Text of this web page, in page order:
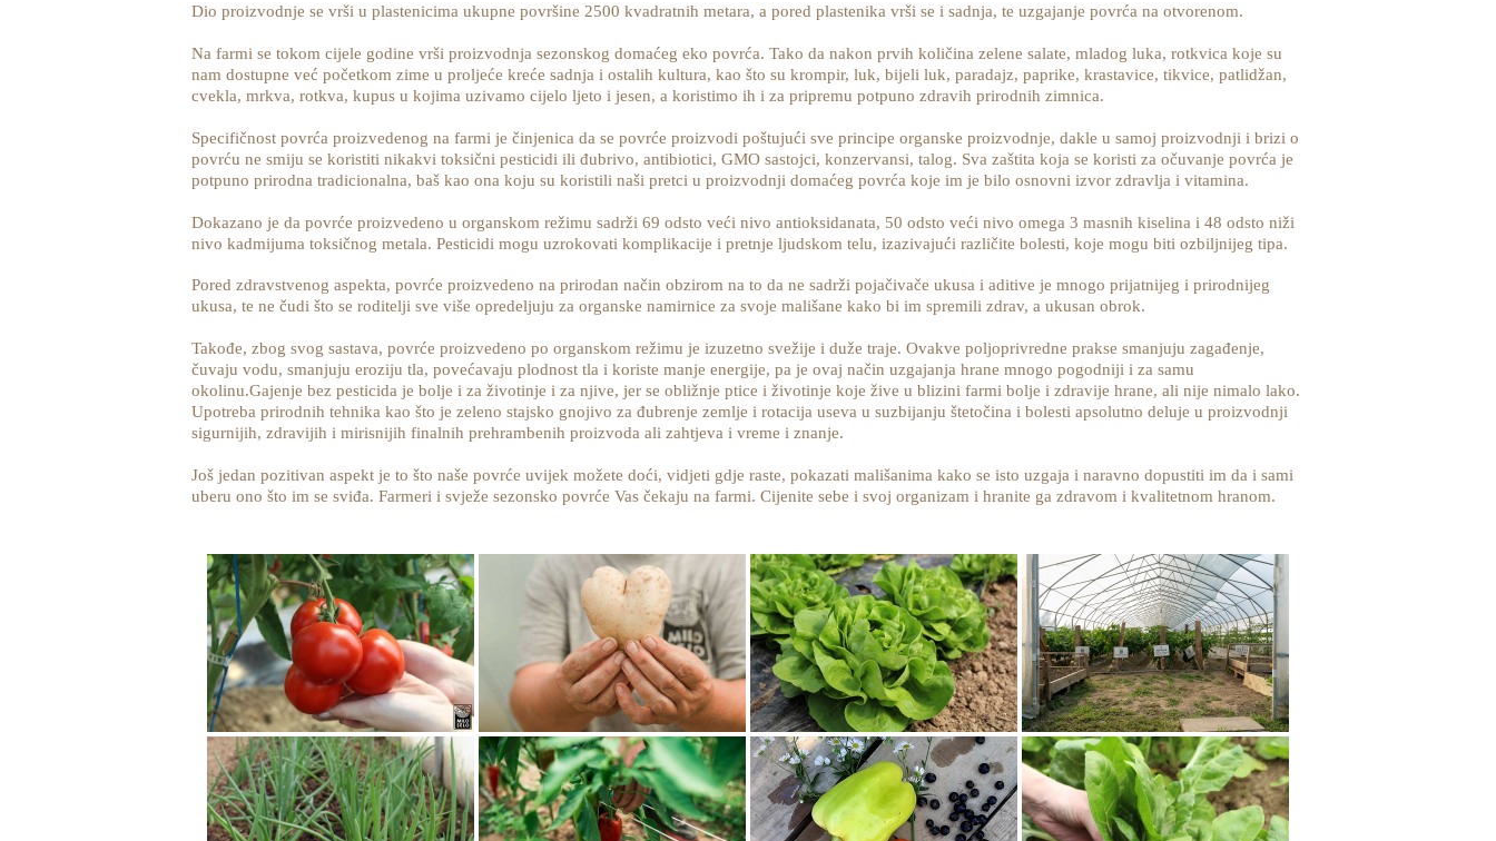
Dio proizvodnje se vrši u plastenicima ukupne površine 2500 kvadratnih metara, a pored plastenika vrši se i sadnja, te uzgajanje povrća na otvorenom.
Na farmi se tokom cijele godine vrši proizvodnja sezonskog domaćeg eko povrća. Tako da nakon prvih količina zelene salate, mladog luka, rotkvica koje su
nam dostupne već početkom zime u proljeće kreće sadnja i ostalih kultura, kao što su krompir, luk, bijeli luk, paradajz, paprike, krastavice, tikvice, patlidžan,
cvekla, mrkva, rotkva, kupus u kojima uzivamo cijelo ljeto i jesen, a koristimo ih i za pripremu potpuno zdravih prirodnih zimnica.
Specifičnost povrća proizvedenog na farmi je činjenica da se povrće proizvodi poštujući sve principe organske proizvodnje, dakle u samoj proizvodnji i brizi o
povrću ne smiju se koristiti nikakvi toksični pesticidi ili đubrivo, antibiotici, GMO sastojci, konzervansi, talog. Sva zaštita koja se koristi za očuvanje povrća je
potpuno prirodna tradicionalna, baš kao ona koju su koristili naši pretci u proizvodnji domaćeg povrća koje im je bilo osnovni izvor zdravlja i vitamina.
Dokazano je da povrće proizvedeno u organskom režimu sadrži 69 odsto veći nivo antioksidanata, 50 odsto veći nivo omega 3 masnih kiselina i 48 odsto niži
nivo kadmijuma toksičnog metala. Pesticidi mogu uzrokovati komplikacije i pretnje ljudskom telu, izazivajući različite bolesti, koje mogu biti ozbiljnijeg tipa.
Pored zdravstvenog aspekta, povrće proizvedeno na prirodan način obzirom na to da ne sadrži pojačivače ukusa i aditive je mnogo prijatnijeg i prirodnijeg
ukusa, te ne čudi što se roditelji sve više opredeljuju za organske namirnice za svoje mališane kako bi im spremili zdrav, a ukusan obrok.
Takođe, zbog svog sastava, povrće proizvedeno po organskom režimu je izuzetno svežije i duže traje. Ovakve poljoprivredne prakse smanjuju zagađenje,
čuvaju vodu, smanjuju eroziju tla, povećavaju plodnost tla i koriste manje energije, pa je ovaj način uzgajanja hrane mnogo pogodniji i za samu
okolinu.Gajenje bez pesticida je bolje i za životinje i za njive, jer se obližnje ptice i životinje koje žive u blizini farmi bolje i zdravije hrane, ali nije nimalo lako.
Upotreba prirodnih tehnika kao što je zeleno stajsko gnojivo za đubrenje zemlje i rotacija useva u suzbijanju štetočina i bolesti apsolutno deluje u proizvodnji
sigurnijih, zdravijih i mirisnijih finalnih prehrambenih proizvoda ali zahtjeva i vreme i znanje.
Još jedan pozitivan aspekt je to što naše povrće uvijek možete doći, vidjeti gdje raste, pokazati mališanima kako se isto uzgaja i naravno dopustiti im da i sami
uberu ono što im se sviđa. Farmeri i svježe sezonsko povrće Vas čekaju na farmi. Cijenite sebe i svoj organizam i hranite ga zdravom i kvalitetnom hranom.